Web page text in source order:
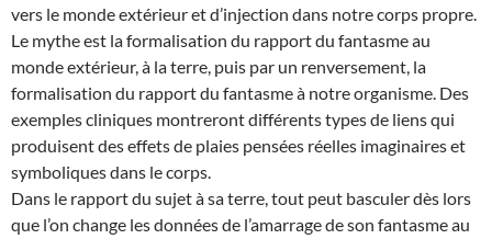
vers le monde extérieur et d’injection dans notre corps propre.
Le mythe est la formalisation du rapport du fantasme au
monde extérieur, à la terre, puis par un renversement, la
formalisation du rapport du fantasme à notre organisme. Des
exemples cliniques montreront différents types de liens qui
produisent des effets de plaies pensées réelles imaginaires et
symboliques dans le corps.
Dans le rapport du sujet à sa terre, tout peut basculer dès lors
que l’on change les données de l’amarrage de son fantasme au